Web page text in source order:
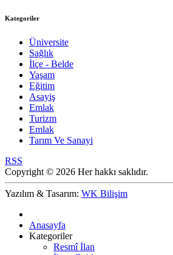
Kategoriler
Üniversite
Sağlık
İlçe - Belde
Yaşam
Eğitim
Asayiş
Emlak
Turizm
Emlak
Tarım Ve Sanayi
RSS
Copyright © 2026 Her hakkı saklıdır.
Yazılım & Tasarım: WK Bilişim
Anasayfa
Kategoriler
Resmî İlan